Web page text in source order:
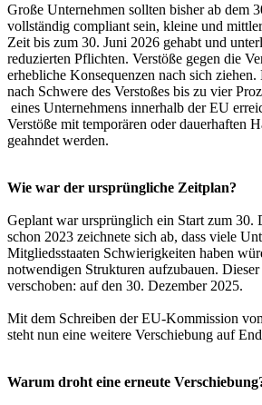
Große Unternehmen sollten bisher ab dem
vollständig compliant sein, kleine und
Zeit bis zum 30. Juni 2026 gehabt und
reduzierten Pflichten. Verstöße gegen die
erhebliche Konsequenzen nach sich
nach Schwere des Verstoßes bis zu vier
eines Unternehmens innerhalb der EU
Verstöße mit temporären oder dauerhaften
geahndet werden.
Wie war der ursprüngliche Zeitplan?
Geplant war ursprünglich ein Start zum 30.
schon 2023 zeichnete sich ab, dass viele
Mitgliedsstaaten Schwierigkeiten haben
notwendigen Strukturen aufzubauen.
verschoben: auf den 30. Dezember 2025.
Mit dem Schreiben der EU-Kommission
steht nun eine weitere Verschiebung auf
Warum droht eine erneute